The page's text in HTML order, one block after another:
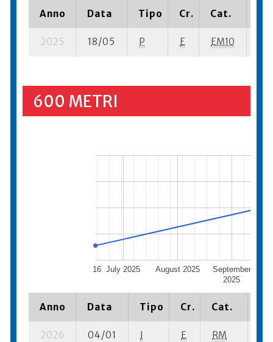
Anno Data Tipo Cr. Cat.
2025 18/05 P E EM10
600 METRI
July 2025 August 2025
September
2025
16
Anno Data Tipo Cr. Cat.
2026 04/01 I E RM